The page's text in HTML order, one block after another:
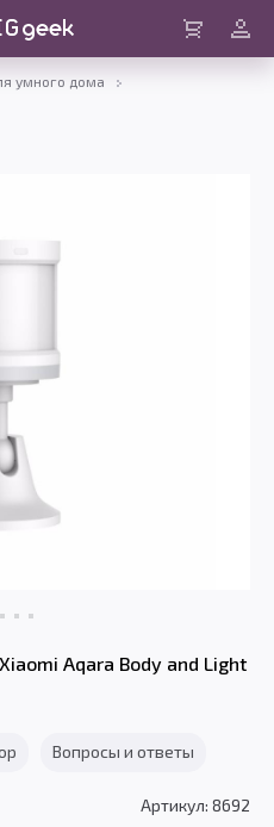
Войти
умного дома
Aqara Body and Light
Вопросы и ответы
Артикул: 8692